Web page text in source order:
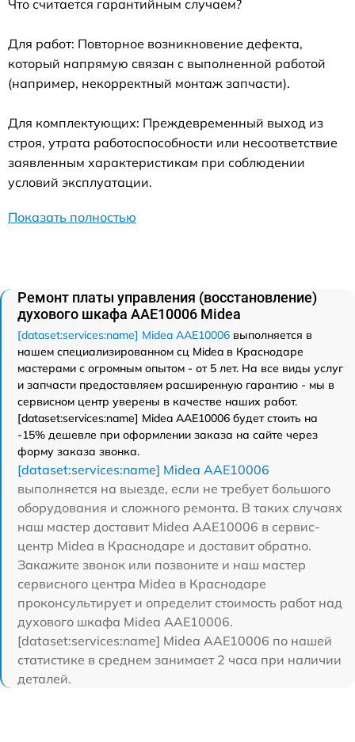
Что считается гарантийным случаем?
Для работ: Повторное возникновение дефекта,
который напрямую связан с выполненной работой
(например, некорректный монтаж запчасти).
Для комплектующих: Преждевременный выход из
строя, утрата работоспособности или несоответствие
заявленным характеристикам при соблюдении
условий эксплуатации.
Показать полностью
Ремонт платы управления (восстановление)
духового шкафа AAE10006 Midea
[dataset:services:name] Midea AAE10006 выполняется в
нашем специализированном сц Midea в Краснодаре
мастерами с огромным опытом - от 5 лет. На все виды услуг
и запчасти предоставляем расширенную гарантию - мы в
сервисном центр уверены в качестве наших работ.
[dataset:services:name] Midea AAE10006 будет стоить на
-15% дешевле при оформлении заказа на сайте через
форму заказа звонка.
[dataset:services:name] Midea AAE10006
выполняется на выезде, если не требует большого
оборудования и сложного ремонта. В таких случаях
наш мастер доставит Midea AAE10006 в сервис-
центр Midea в Краснодаре и доставит обратно.
Закажите звонок или позвоните и наш мастер
сервисного центра Midea в Краснодаре
проконсультирует и определит стоимость работ над
духового шкафа Midea AAE10006.
[dataset:services:name] Midea AAE10006 по нашей
статистике в среднем занимает 2 часа при наличии
деталей.